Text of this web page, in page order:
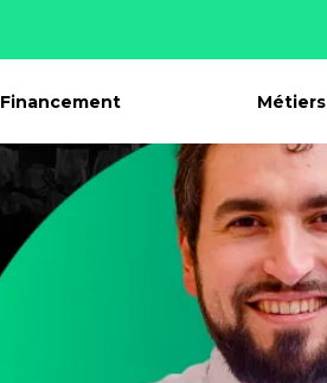
Financement Métiers